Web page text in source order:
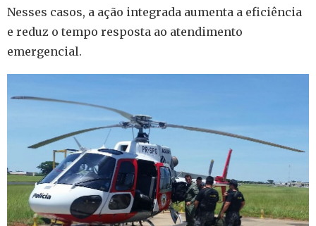
Nesses casos, a ação integrada aumenta a eficiência
e reduz o tempo resposta ao atendimento
emergencial.